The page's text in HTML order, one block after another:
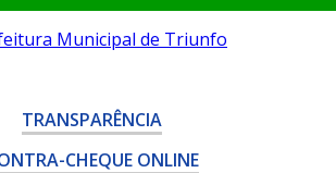
TRANSPARÊNCIA
CHEQUE ONLINE